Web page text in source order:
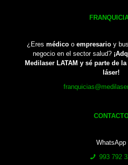
¿Eres médicoo empresarioy
negocio en el sector salud?
Medilaser LATAM y sé parte de
láser!
WhatsApp
993 792